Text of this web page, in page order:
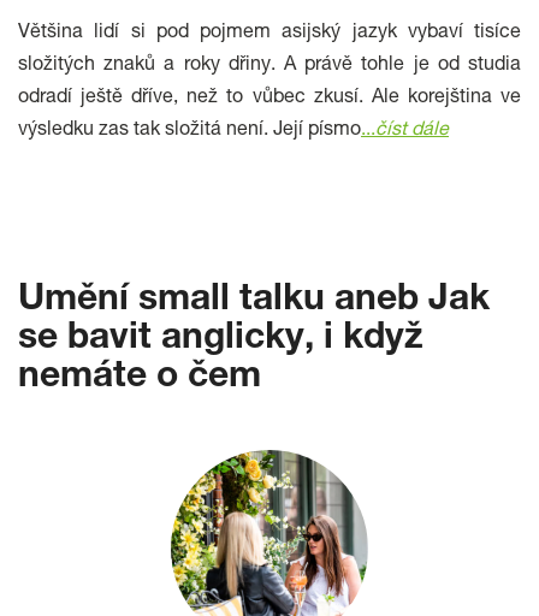
Většina lidí si pod pojmem asijský jazyk vybaví tisíce
složitých znaků a roky dřiny. A právě tohle je od studia
odradí ještě dříve, než to vůbec zkusí. Ale korejština ve
výsledku zas tak složitá není. Její písmo...číst dále
Umění small talku aneb Jak
se bavit anglicky, i když
nemáte o čem